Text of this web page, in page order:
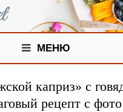
МЕНЮ
каприз» с
рецепт с фото